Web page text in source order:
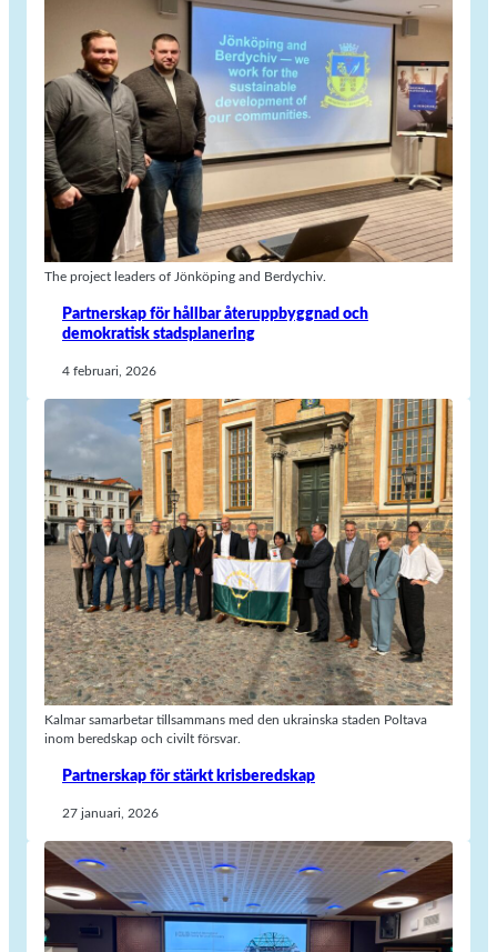
The project leaders of Jönköping and Berdychiv.
Partnerskap för hållbar återuppbyggnad och
demokratisk stadsplanering
4 februari, 2026
Kalmar samarbetar tillsammans med den ukrainska staden Poltava
inom beredskap och civilt försvar.
Partnerskap för stärkt krisberedskap
27 januari, 2026